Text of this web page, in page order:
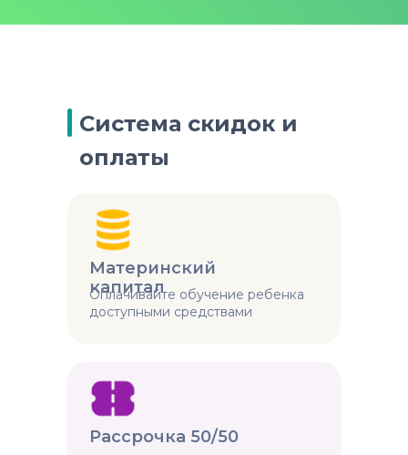
Система скидок и
оплаты
Оплачивайте обучение ребенка
доступными средствами
Материнский
капитал
Рассрочка 50/50